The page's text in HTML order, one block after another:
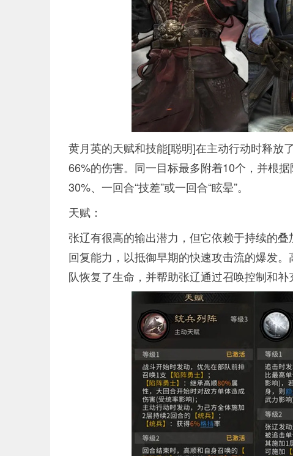
黄月英的天赋和技能[聪明]在主动行动时释放
66%的伤害。同一目标最多附着10个，并根
30%、一回合“技差”或一回合“眩晕”。
天赋：
张辽有很高的输出潜力，但它依赖于持续的
回复能力，以抵御早期的快速攻击流的爆发
队恢复了生命，并帮助张辽通过召唤控制和补